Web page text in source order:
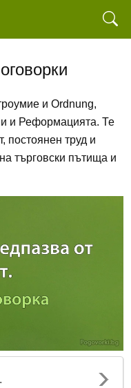
и Ordnung,
и Реформацията. Те
постоянен труд и
търговски пътища и